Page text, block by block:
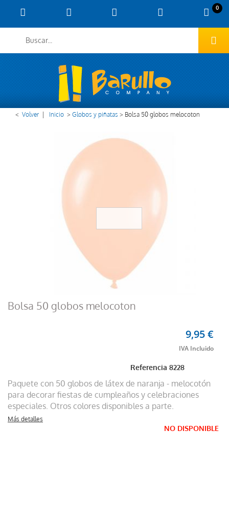
0
< Volver Inicio >Globos y piñatas > Bolsa 50 globos melocoton
Bolsa 50 globos melocoton
Referencia8228
9,95 €
Paquete con 50 globos de látex de naranja - melocotón
para decorar fiestas de cumpleaños y celebraciones
especiales. Otros colores disponibles a parte.
Más detalles
NO DISPONIBLE